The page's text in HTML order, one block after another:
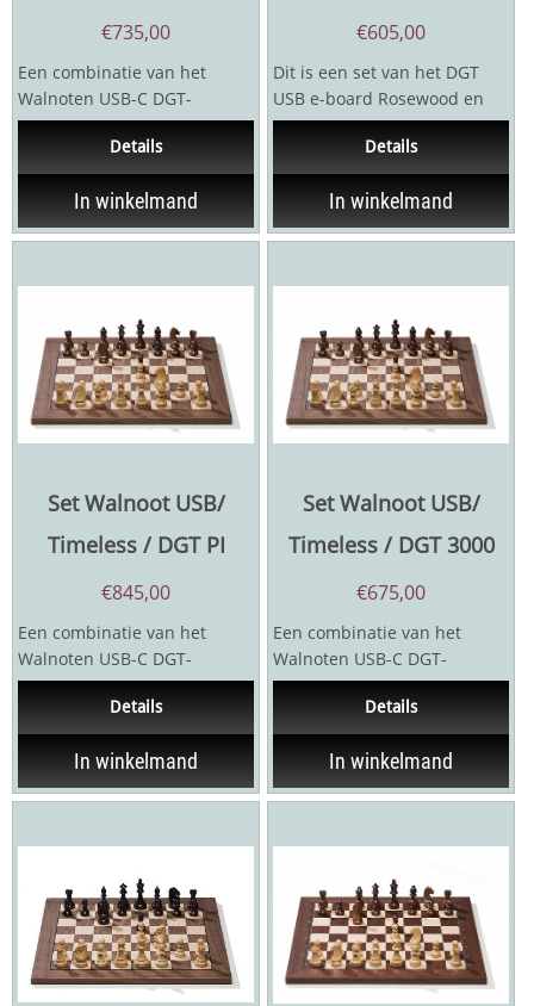
€735,00
Een combinatie van het
Walnoten USB-C DGT-
schaakbord en de Royal
schaakstukken. Het bord:
De...
Details
In winkelmand
€605,00
Dit is een set van het DGT
USB e-board Rosewood en
DGT Classic stukken Het DGT
Elektronisch...Details
In winkelmand
Set Walnoot USB/
Timeless / DGT PI
€845,00
Een combinatie van het
Walnoten USB-C DGT-
schaakbord, de Timeless
schaakstukken en de DGT
Pi...
Details
In winkelmand
Set Walnoot USB/
Timeless / DGT 3000
€675,00
Een combinatie van het
Walnoten USB-C DGT-
schaakbord en de Timeless
schaakstukken en de DGT
3000...
Details
In winkelmand